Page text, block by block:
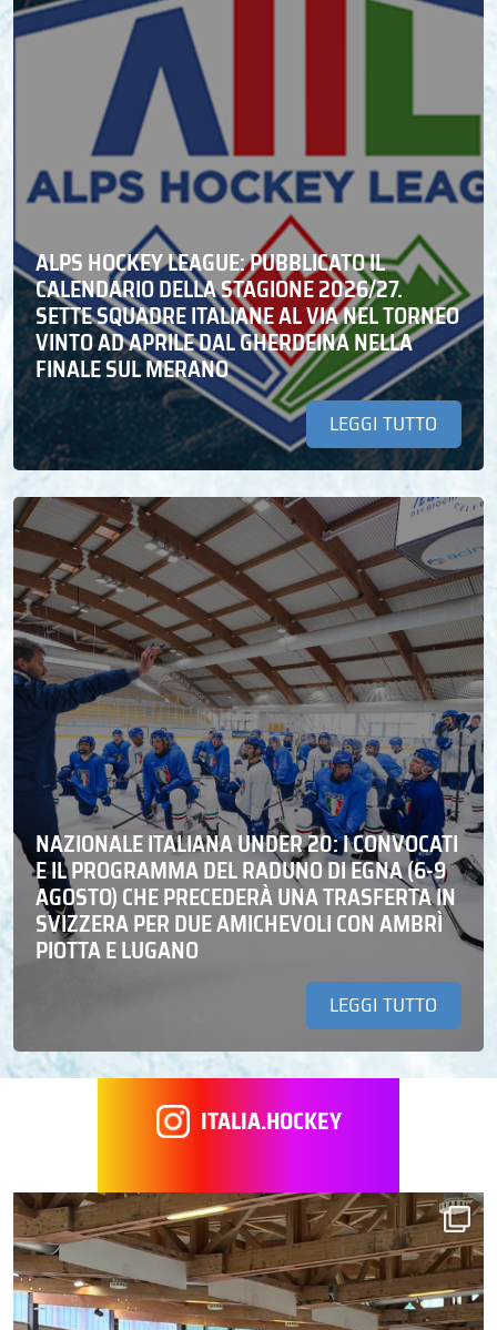
ALPS HOCKEY LEAGUE: PUBBLICATO IL
CALENDARIO DELLA STAGIONE 2026/27.
SETTE SQUADRE ITALIANE AL VIA NEL TORNEO
VINTO AD APRILE DAL GHERDEINA NELLA
FINALE SUL MERANO
LEGGI TUTTO
NAZIONALE ITALIANA UNDER 20: I CONVOCATI
E IL PROGRAMMA DEL RADUNO DI EGNA (6-9
AGOSTO) CHE PRECEDERÀ UNA TRASFERTA IN
SVIZZERA PER DUE AMICHEVOLI CON AMBRÌ
PIOTTA E LUGANO
LEGGI TUTTO
ITALIA.HOCKEY